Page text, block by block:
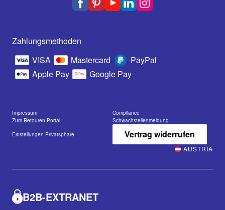
Zahlungsmethoden
VISA
Mastercard
PayPal
Apple Pay
Google Pay
Impressum
Compliance
Zum Retouren-Portal
Schwachstellenmeldung
Einstellungen Privatsphäre
Vertrag widerrufen
AUSTRIA
B2B-EXTRANET